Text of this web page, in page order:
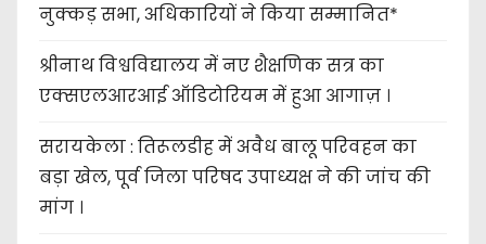
नुक्कड़ सभा, अधिकारियों ने किया सम्मानित*
श्रीनाथ विश्वविद्यालय में नए शैक्षणिक सत्र का
एक्सएलआरआई ऑडिटोरियम में हुआ आगाज़ ।
सरायकेला : तिरूलडीह में अवैध बालू परिवहन का
बड़ा खेल, पूर्व जिला परिषद उपाध्यक्ष ने की जांच की
मांग ।